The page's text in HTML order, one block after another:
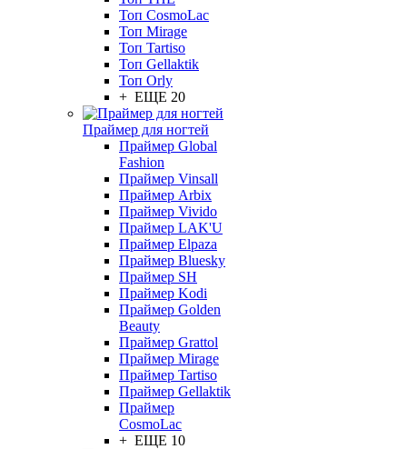
Топ CosmoLac
Топ Mirage
Топ Tartiso
Топ Gellaktik
Топ Orly
+ ЕЩЕ 20
Праймер для ногтей
Праймер Global
Fashion
Праймер Vinsall
Праймер Arbix
Праймер Vivido
Праймер LAK'U
Праймер Elpaza
Праймер Bluesky
Праймер SH
Праймер Kodi
Праймер Golden
Beauty
Праймер Grattol
Праймер Mirage
Праймер Tartiso
Праймер Gellaktik
Праймер
CosmoLac
+ ЕЩЕ 10